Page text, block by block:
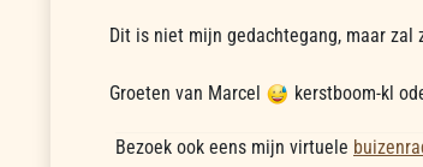
Dit is niet mijn gedachtegang, maar
Groeten van Marcel kerstboom-kl
Bezoek ook eens mijn virtuele